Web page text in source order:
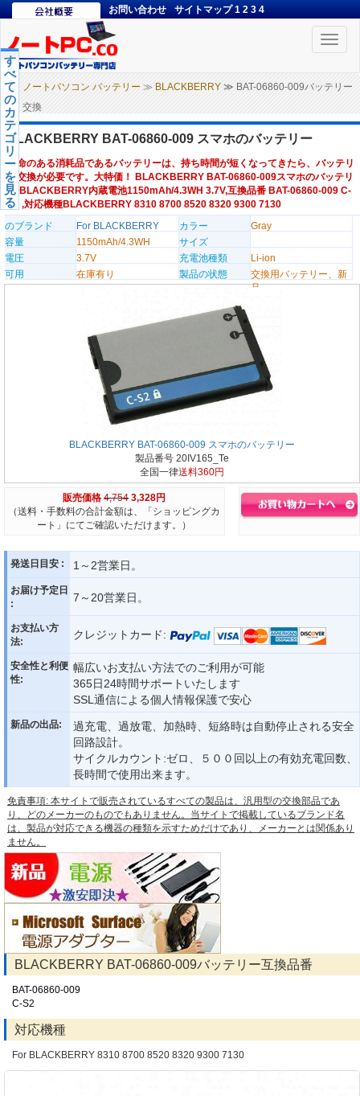
お問い合わせ サイトマップ 1 2 3 4
Toggle
ノートパソコン バッテリー ≫ BLACKBERRY ≫ BAT-06860-009バッテリー
交換
す
べ
て
の
カ
テ
ゴ
リ
ー
を
見
る
BLACKBERRY BAT-06860-009 スマホのバッテリー
寿命のある消耗品であるバッテリーは、持ち時間が短くなってきたら、バッテリ
ー交換が必要です。大特価！ BLACKBERRY BAT-06860-009スマホのバッテリ
ー,BLACKBERRY内蔵電池1150mAh/4.3WH 3.7V,互換品番 BAT-06860-009 C-
S2 ,対応機種BLACKBERRY 8310 8700 8520 8320 9300 7130
のブランド
For BLACKBERRY カラー
Gray
容量
1150mAh/4.3WH
サイズ
電圧
3.7V 充電池種類
Li-ion
可用
在庫有り 製品の状態
交換用バッテリー、新
品
BLACKBERRY BAT-06860-009 スマホのバッテリー
製品番号 20IV165_Te
全国一律送料360円
販売価格 4,754 3,328円
（送料・手数料の合計金額は、「ショッピングカ
ート」にてご確認いただけます。）
発送日目安 : 1～2営業日。
お届け予定日
:
7～20営業日。
お支払い方
法:
クレジットカード:
安全性と利便
性:
幅広いお支払い方法でのご利用が可能
365日24時間サポートいたします
SSL通信による個人情報保護で安心
新品の出品:
過充電、過放電、加熱時、短絡時は自動停止される安全
回路設計。
サイクルカウント:ゼロ、５００回以上の有効充電回数、
長時間で使用出来ます。
免責事項: 本サイトで販売されているすべての製品は、汎用型の交換部品であ
り、どのメーカーのものでもありません。当サイトで掲載しているブランド名
は、製品が対応できる機器の種類を示すためだけであり、メーカーとは関係あり
ません。
BLACKBERRY BAT-06860-009バッテリー互換品番
BAT-06860-009
C-S2
対応機種
For BLACKBERRY 8310 8700 8520 8320 9300 7130